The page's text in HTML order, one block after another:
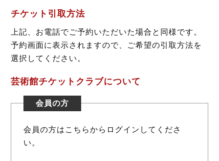
チケット引取方法
上記、お電話でご予約いただいた場合と同様です。
予約画面に表示されますので、ご希望の引取方法を
選択してください。
芸術館チケットクラブについて
会員の方
会員の方はこちらからログインしてくださ
い。